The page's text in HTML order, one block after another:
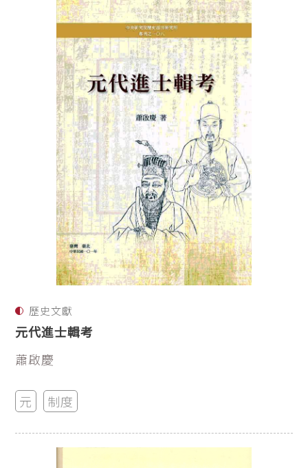
歷史文獻
元代進士輯考
蕭啟慶
元 制度